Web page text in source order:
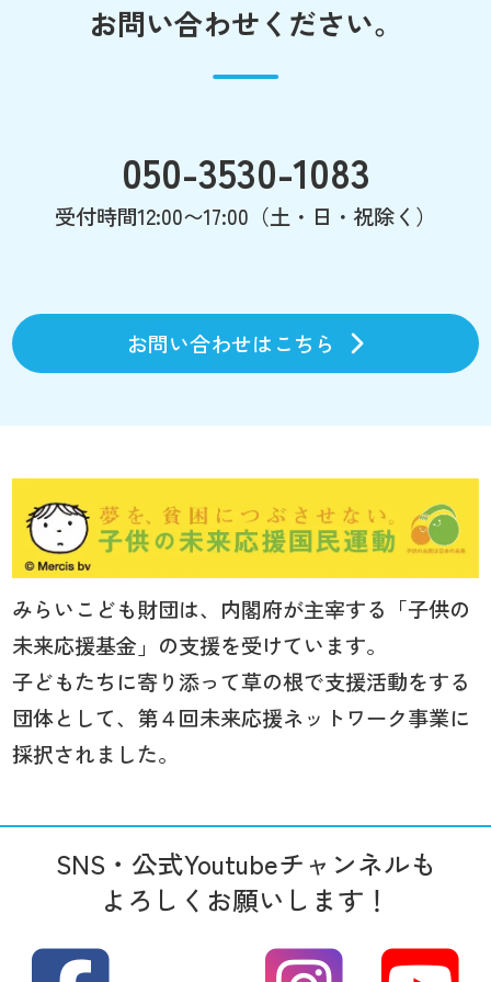
お問い合わせください。
050-3530-1083
受付時間12:00〜17:00（土・日・祝除く）
お問い合わせはこちら
みらいこども財団は、内閣府が主宰する「子供の
未来応援基金」の支援を受けています。
子どもたちに寄り添って草の根で支援活動をする
団体として、第４回未来応援ネットワーク事業に
採択されました。
SNS・公式Youtubeチャンネルも
よろしくお願いします！